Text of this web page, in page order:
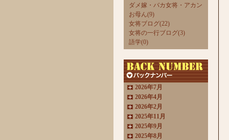
ダメ嫁・バカ女将・アカン
お母ん(9)
女将ブログ(22)
女将の一行ブログ(3)
語学(0)
2026年7月
2026年4月
2026年2月
2025年11月
2025年9月
2025年8月